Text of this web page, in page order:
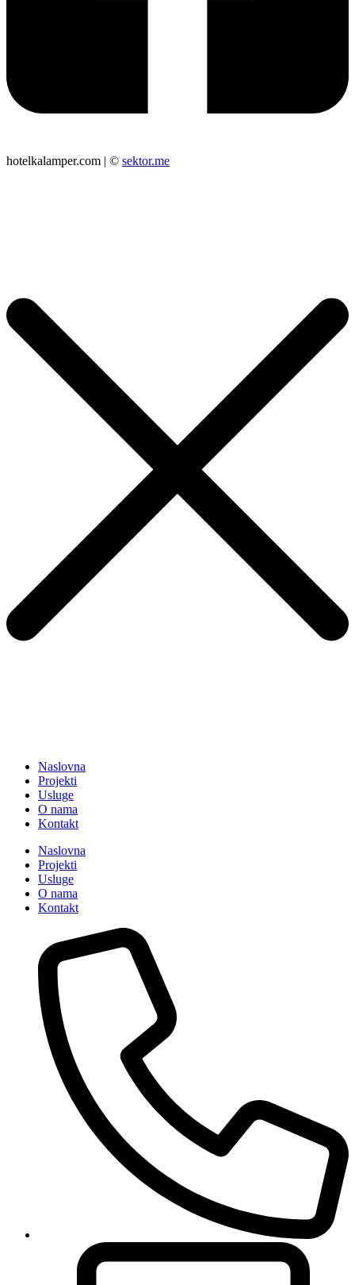
hotelkalamper.com | © sektor.me
Naslovna
Projekti
Usluge
O nama
Kontakt
Naslovna
Projekti
Usluge
O nama
Kontakt